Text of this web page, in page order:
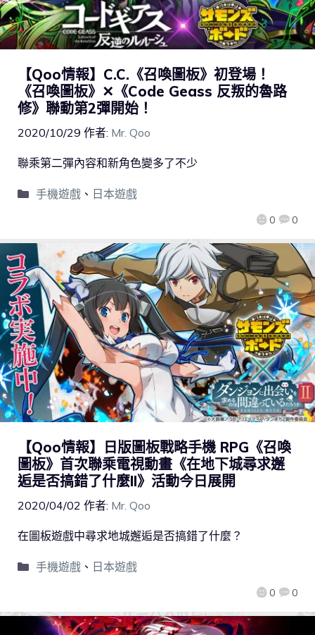
【Qoo情報】C.C.《召喚圖板》初登場！
《召喚圖板》✕《Code Geass 反叛的魯路
修》聯動第2彈開始！
2020/10/29 作者: Mr. Qoo
0 0
聯乘第二彈內容和新角色變多了不少
手機遊戲、 日本遊戲
【Qoo情報】日版圖板戰略手機 RPG《召喚
圖板》首次聯乘電視動畫《在地下城尋求邂
逅是否搞錯了什麼II》活動今日展開
2020/04/02 作者: Mr. Qoo
0 0
在圖板遊戲中尋求地城邂逅是否搞錯了什麼？
手機遊戲、 日本遊戲